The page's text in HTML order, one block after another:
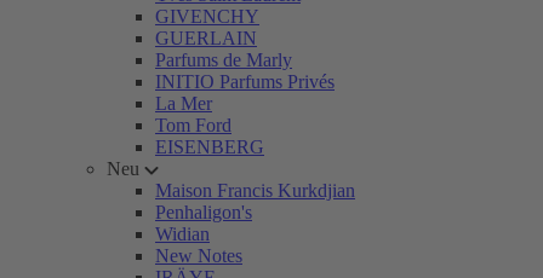
GIVENCHY
GUERLAIN
Parfums de Marly
INITIO Parfums Privés
La Mer
Tom Ford
EISENBERG
Neu
Maison Francis Kurkdjian
Penhaligon's
Widian
New Notes